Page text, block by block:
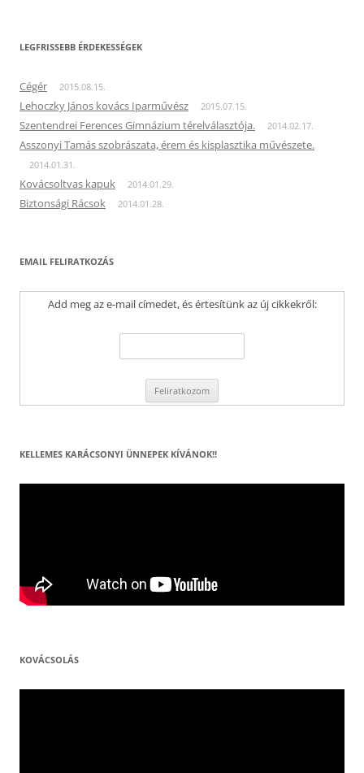
LEGFRISSEBB ÉRDEKESSÉGEK
Cégér 2015.08.15.
Lehoczky János kovács Iparművész 2015.07.15.
Szentendrei Ferences Gimnázium térelválasztója. 2014.02.17.
Asszonyi Tamás szobrászata, érem és kisplasztika művészete.
2014.01.31.
Kovácsoltvas kapuk 2014.01.29.
Biztonsági Rácsok 2014.01.28.
EMAIL FELIRATKOZÁS
Add meg az e-mail címedet, és értesítünk az új cikkekről:
KELLEMES KARÁCSONYI ÜNNEPEK KÍVÁNOK!!
KOVÁCSOLÁS